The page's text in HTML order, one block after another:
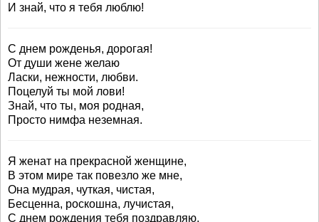
И знай, что я тебя люблю!
С днем рожденья, дорогая!
От души жене желаю
Ласки, нежности, любви.
Поцелуй ты мой лови!
Знай, что ты, моя родная,
Просто нимфа неземная.
Я женат на прекрасной женщине,
В этом мире так повезло же мне,
Она мудрая, чуткая, чистая,
Бесценна, роскошна, лучистая,
С днем рождения тебя поздравляю,